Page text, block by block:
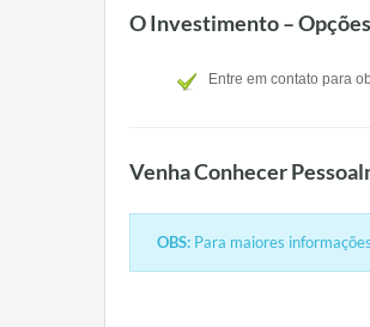
O Investimento –
Entre em contato para
Venha Conhecer
OBS: Para maiores